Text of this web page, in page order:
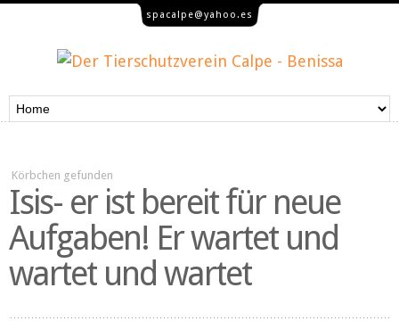
spacalpe@yahoo.es
Körbchen gefunden
Isis- er ist bereit für neue
Aufgaben! Er wartet und
wartet und wartet